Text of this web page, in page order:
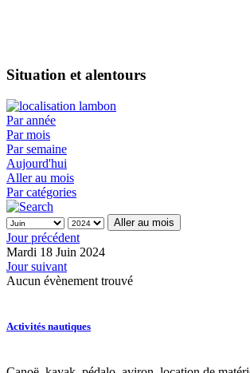
Situation et alentours
Par année
Par mois
Par semaine
Aujourd'hui
Aller au mois
Par catégories
Aller au mois
Jour précédent
Mardi 18 Juin 2024
Jour suivant
Aucun évènement trouvé
Activités nautiques